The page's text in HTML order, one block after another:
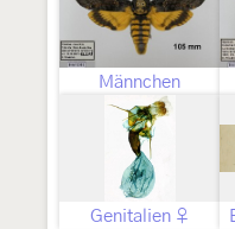
Männchen
Genitalien ♀